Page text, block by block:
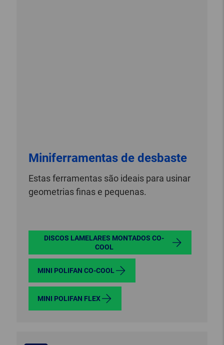
Miniferramentas de desbaste
Estas ferramentas são ideais para usinar
geometrias finas e pequenas.
DISCOS LAMELARES MONTADOS CO-
COOL
MINI POLIFAN CO-COOL
MINI POLIFAN FLEX